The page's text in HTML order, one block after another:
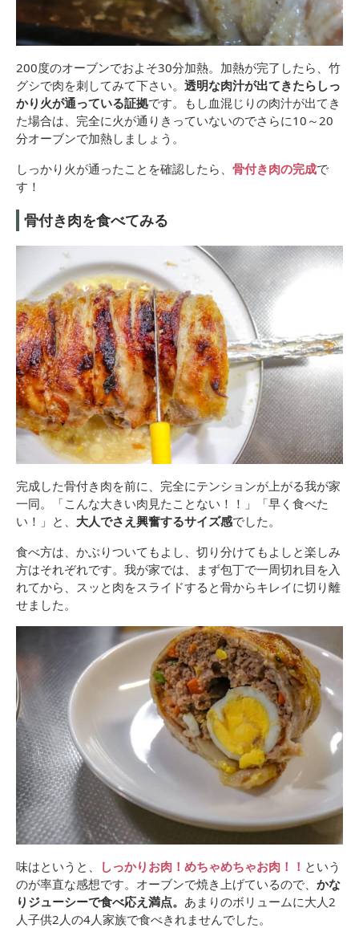
200度のオーブンでおよそ30分加熱。加熱が完了したら、竹
グシで肉を刺してみて下さい。 透明な肉汁が出てきたらしっ
かり火が通っている証拠です。もし血混じりの肉汁が出てき
た場合は、完全に火が通りきっていないのでさらに10～20
分オーブンで加熱しましょう。
しっかり火が通ったことを確認したら、 骨付き肉の完成で
す！
骨付き肉を食べてみる
完成した骨付き肉を前に、完全にテンションが上がる我が家
一同。「こんな大きい肉見たことない！！」「早く食べた
い！」と、 大人でさえ興奮するサイズ感でした。
食べ方は、かぶりついてもよし、切り分けてもよしと楽しみ
方はそれぞれです。我が家では、まず包丁で一周切れ目を入
れてから、スッと肉をスライドすると骨からキレイに切り離
せました。
味はというと、 しっかりお肉！めちゃめちゃお肉！！ という
のが率直な感想です。オーブンで焼き上げているので、 かな
りジューシーで食べ応え満点。 あまりのボリュームに大人2
人子供2人の4人家族で食べきれませんでした。